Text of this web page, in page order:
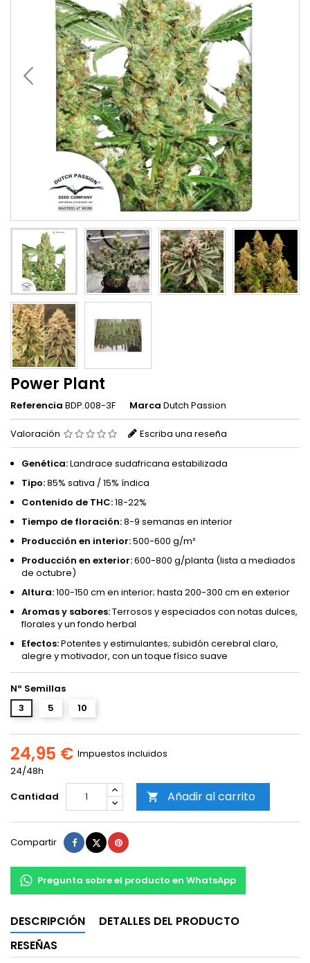
Power Plant
Referencia BDP.008-3F Marca Dutch Passion
Valoración Escriba una reseña
Genética:Landrace sudafricana estabilizada
Tipo:85% sativa / 15% índica
Contenido de THC:18-22%
Tiempo de floración:8-9 semanas en interior
Producción en interior:500-600 g/m²
Producción en exterior:600-800 g/planta (lista a mediados
de octubre)
Altura:100-150 cm en interior; hasta 200-300 cm en exterior
Aromas y sabores:Terrosos y especiados con notas dulces,
florales y un fondo herbal
Efectos:Potentes y estimulantes; subidón cerebral claro,
alegre y motivador, con un toque físico suave
Nº Semillas
3
5 10
24,95 € Impuestos incluidos
24/48h
Cantidad
 Añadir al carrito
Compartir Compartir
TuitearPinterest
Pregunta sobre el producto en WhatsApp
DESCRIPCIÓN
DETALLES DEL PRODUCTO
RESEÑAS